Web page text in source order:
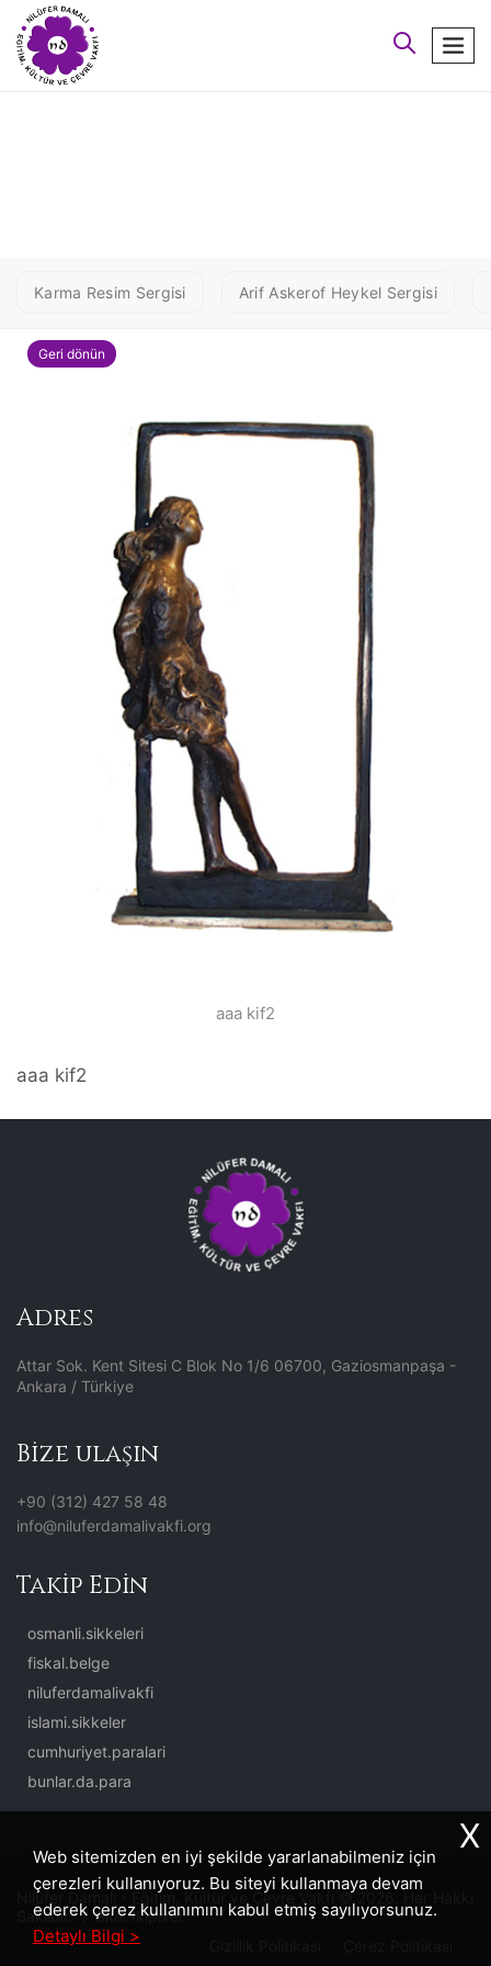
arayın
Karma Resim Sergisi Arif Askerof Heykel Sergisi
Geri dönün
aaa kif2
aaa kif2
Adres
Attar Sok. Kent Sitesi C Blok No 1/6 06700, Gaziosmanpaşa -
Ankara / Türkiye
Bize ulaşın
+90 (312) 427 58 48
info@niluferdamalivakfi.org
Takip Edin
osmanli.sikkeleri
fiskal.belge
niluferdamalivakfi
islami.sikkeler
cumhuriyet.paralari
bunlar.da.para
Nilüfer Damalı - Eğitim, Kültür ve Çevre Vakfı © 2026. Her Hakkı
Saklıdır. | Site:İkipixel
Web sitemizden en iyi şekilde yararlanabilmeniz için
çerezleri kullanıyoruz. Bu siteyi kullanmaya devam
ederek çerez kullanımını kabul etmiş sayılıyorsunuz.
Detaylı Bilgi >
X